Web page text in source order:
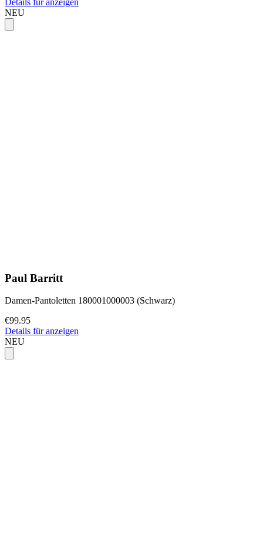
Details für anzeigen
NEU
Paul Barritt
Damen-Pantoletten 180001000003 (Schwarz)
€99.95
Details für anzeigen
NEU